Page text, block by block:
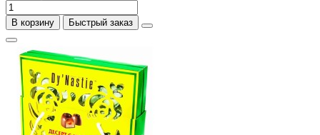
В корзину Быстрый заказ